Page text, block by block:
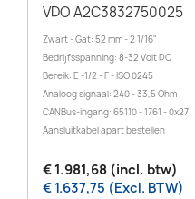
VDO A2C3832750025
Zwart - Gat: 52 mm - 2 1/16"
Bedrijfsspanning: 8-32 Volt DC
Bereik: E -1/2 - F - ISO 0245
Analoog signaal: 240 - 33,5 Ohm
CANBus-ingang: 65110 - 1761 - 0x27
Aansluitkabel apart bestellen
€ 1.981,68 (incl. btw)
€ 1.637,75 (Excl. BTW)